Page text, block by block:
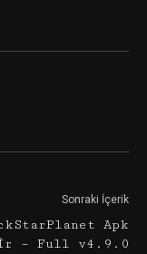
Sonraki İçerik
Apk
– Full v4.9.0